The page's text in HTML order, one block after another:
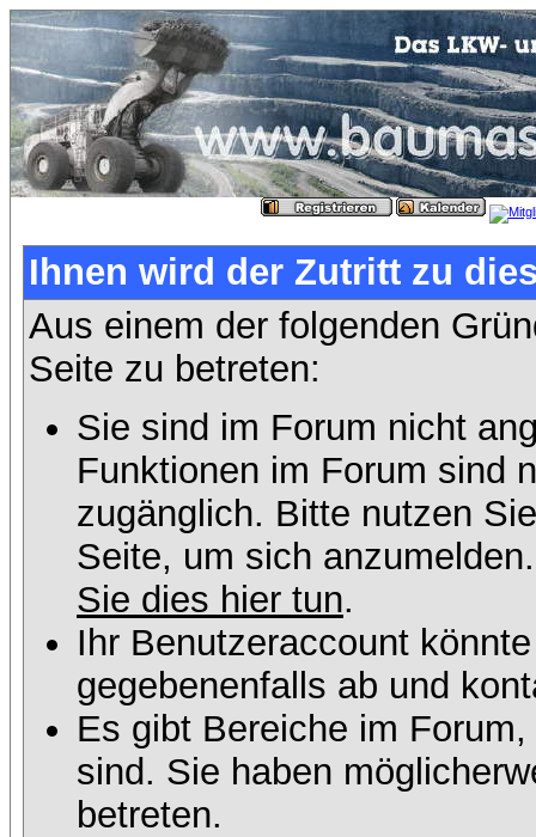
Ihnen wird der Zutritt zu
Aus einem der folgenden
Seite zu betreten:
Sie sind im Forum nicht
Funktionen im Forum sind
zugänglich. Bitte nutzen
Seite, um sich
Sie dies hier tun.
Ihr Benutzeraccount
gegebenenfalls ab und
Es gibt Bereiche im
sind. Sie haben
betreten.